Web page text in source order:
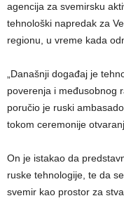
agencija za svemirsku
tehnološki napredak za
regionu, u vreme kada
„Današnji događaj je
poverenja i međusobnog
poručio je ruski
tokom ceremonije
On je istakao da
ruske tehnologije, te da
svemir kao prostor za